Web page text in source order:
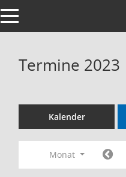
Toggle navigation
Termine 2023
Kalender
Monat